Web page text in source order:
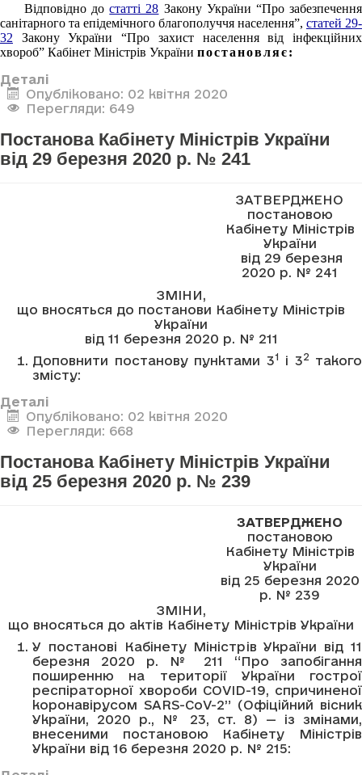
Відповідно достатті 28 Закону України “Про забезпечення
санітарного та епідемічного благополуччя населення”, статей 29-
32 Закону України “Про захист населення від інфекційних
хвороб” Кабінет Міністрів України постановляє:
Деталі
Опубліковано: 02 квітня 2020
Перегляди: 649
Постанова Кабінету Міністрів України
від 29 березня 2020 р. № 241
ЗАТВЕРДЖЕНО
постановою
Кабінету Міністрів
України
від 29 березня
2020 р. № 241
ЗМІНИ,
що вносяться до постанови Кабінету Міністрів
України
від 11 березня 2020 р. № 211
Доповнити постанову пунктами 31 і 32
такого
змісту:
Деталі
Опубліковано: 02 квітня 2020
Перегляди: 668
Постанова Кабінету Міністрів України
від 25 березня 2020 р. № 239
ЗАТВЕРДЖЕНО
постановою
Кабінету Міністрів
України
від 25 березня 2020
р. № 239
ЗМІНИ,
що вносяться до актів Кабінету Міністрів України
У постанові Кабінету Міністрів України від 11
березня 2020 р. № 211 “Про запобігання
поширенню на території України гострої
респіраторної хвороби COVID-19, спричиненої
коронавірусом SARS-CoV-2” (Офіційний вісник
України, 2020 р., № 23, ст. 8) — із змінами,
внесеними постановою Кабінету Міністрів
України від 16 березня 2020 р. № 215: